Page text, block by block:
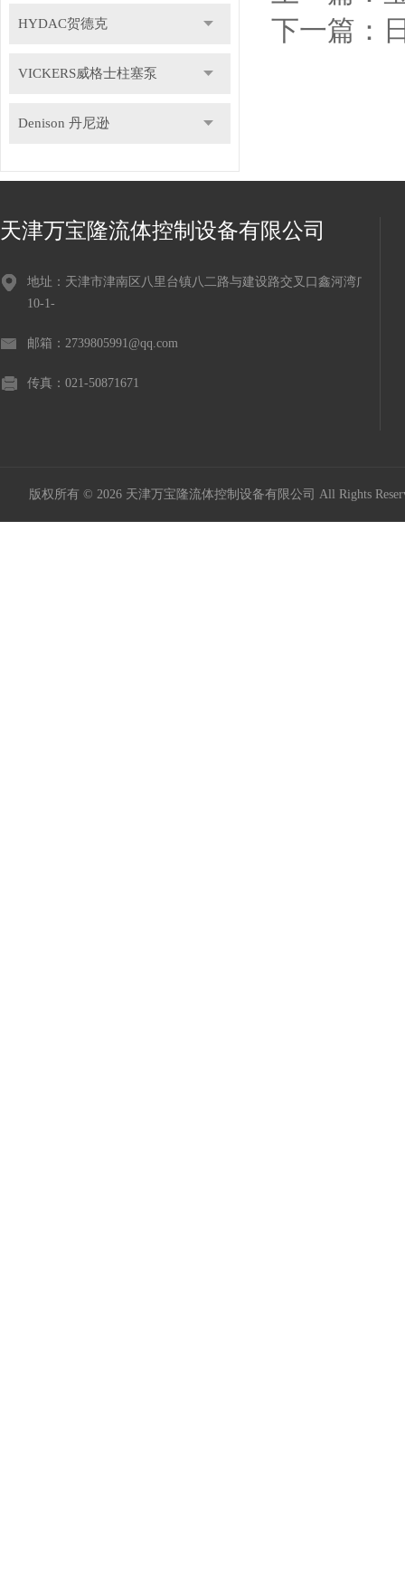
HYDAC贺德克
VICKERS威格士柱塞泵
Denison 丹尼逊
下一篇：
天津万宝隆流体控制设备有限公司
地址：天津市津南区八里台镇八二路与建设路交叉口鑫河湾广场
10-1-
邮箱：2739805991@qq.com
传真：021-50871671
版权所有 © 2026 天津万宝隆流体控制设备有限公司 All Rights